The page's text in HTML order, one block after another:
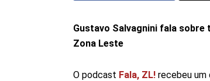
Gustavo Salvagnini fala
Zona Leste
O podcast Fala, ZL!recebeu um